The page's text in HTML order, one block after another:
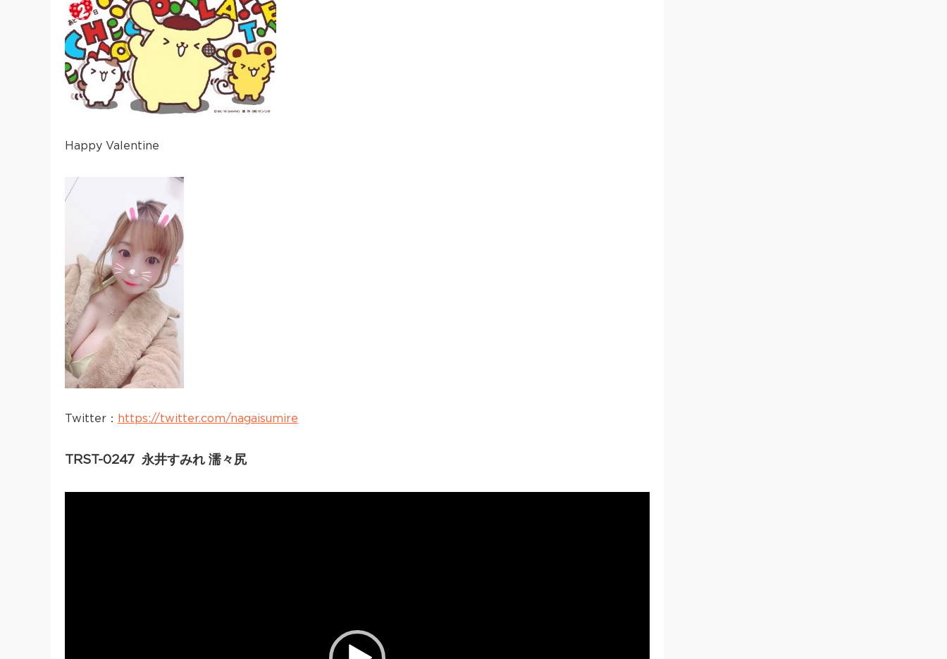
Happy Valentine
Twitter： https://twitter.com/nagaisumire
TRST-0247 永井すみれ 濡々尻